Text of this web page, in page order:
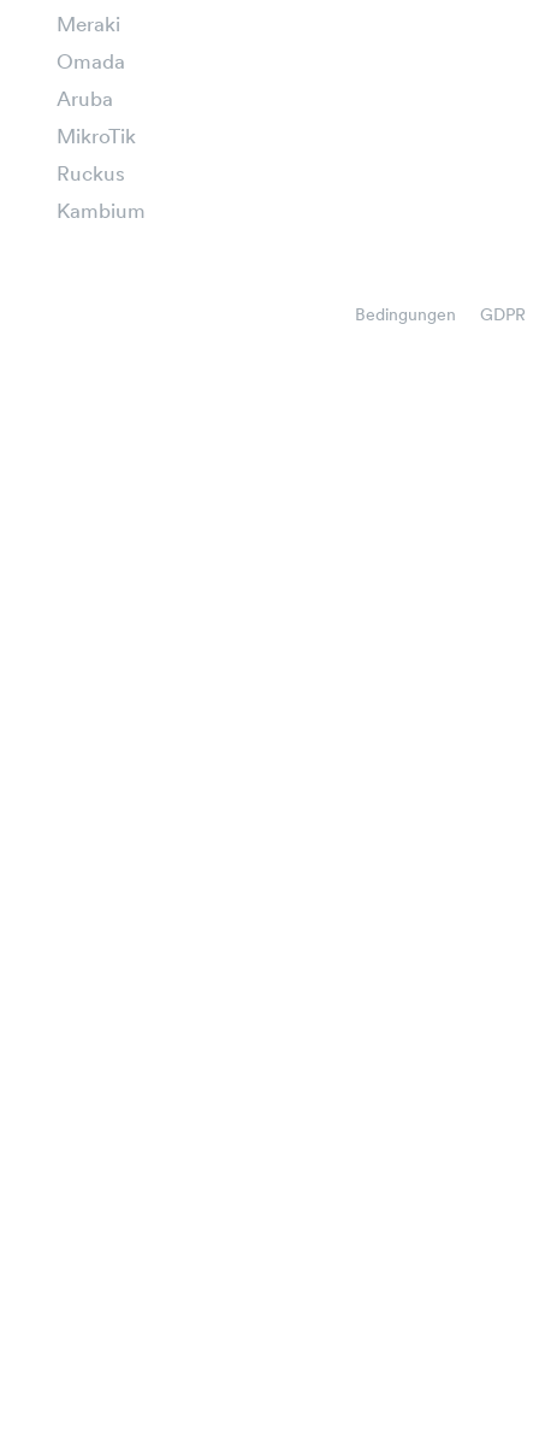
Meraki
Omada
Aruba
MikroTik
Ruckus
Kambium
Bedingungen GDPR